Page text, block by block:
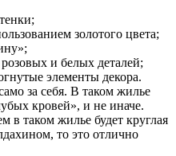
золотого цвета;
и белых деталей;
элементы декора.
за себя. В таком жилье
кровей», и не иначе.
таком жилье будет круглая
то это отлично